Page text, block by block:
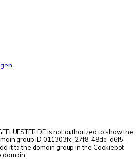
is not authorized to show the
group ID 011303fc-27f8-48de-a6f5-
it to the domain group in the Cookiebot